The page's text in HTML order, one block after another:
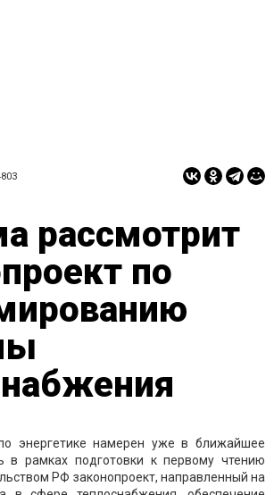
рассмотрит
по
энергетике намерен уже в ближайшее
в рамках подготовки к первому чтению
РФ законопроект, направленный на